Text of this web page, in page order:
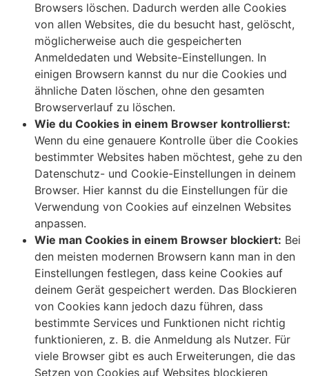
Browsers löschen. Dadurch werden alle Cookies
von allen Websites, die du besucht hast, gelöscht,
möglicherweise auch die gespeicherten
Anmeldedaten und Website-Einstellungen. In
einigen Browsern kannst du nur die Cookies und
ähnliche Daten löschen, ohne den gesamten
Browserverlauf zu löschen.
Wie du Cookies in einem Browser kontrollierst:
Wenn du eine genauere Kontrolle über die Cookies
bestimmter Websites haben möchtest, gehe zu den
Datenschutz- und Cookie-Einstellungen in deinem
Browser. Hier kannst du die Einstellungen für die
Verwendung von Cookies auf einzelnen Websites
anpassen.
Wie man Cookies in einem Browser blockiert: Bei
den meisten modernen Browsern kann man in den
Einstellungen festlegen, dass keine Cookies auf
deinem Gerät gespeichert werden. Das Blockieren
von Cookies kann jedoch dazu führen, dass
bestimmte Services und Funktionen nicht richtig
funktionieren, z. B. die Anmeldung als Nutzer. Für
viele Browser gibt es auch Erweiterungen, die das
Setzen von Cookies auf Websites blockieren